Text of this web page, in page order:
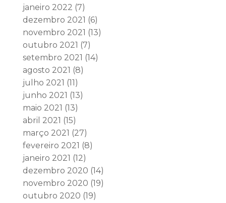
janeiro 2022 (7)
dezembro 2021 (6)
novembro 2021 (13)
outubro 2021 (7)
setembro 2021 (14)
agosto 2021 (8)
julho 2021 (11)
junho 2021 (13)
maio 2021 (13)
abril 2021 (15)
março 2021 (27)
fevereiro 2021 (8)
janeiro 2021 (12)
dezembro 2020 (14)
novembro 2020 (19)
outubro 2020 (19)